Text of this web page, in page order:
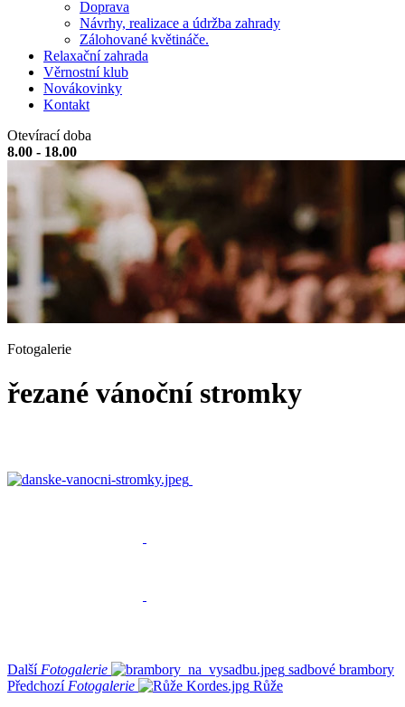
Doprava
Návrhy, realizace a údržba zahrady
Zálohované květináče.
Relaxační zahrada
Věrnostní klub
Novákovinky
Kontakt
Otevírací doba
8.00 - 18.00
Fotogalerie
řezané vánoční stromky
Další Fotogalerie
sadbové brambory
Předchozí Fotogalerie
Růže